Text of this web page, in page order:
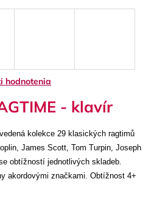
hodnotenia
- klavír
kolekce 29 klasických ragtimů
James Scott, Tom Turpin, Joseph
obtížností jednotlivých skladeb.
akordovými značkami. Obtížnost 4+